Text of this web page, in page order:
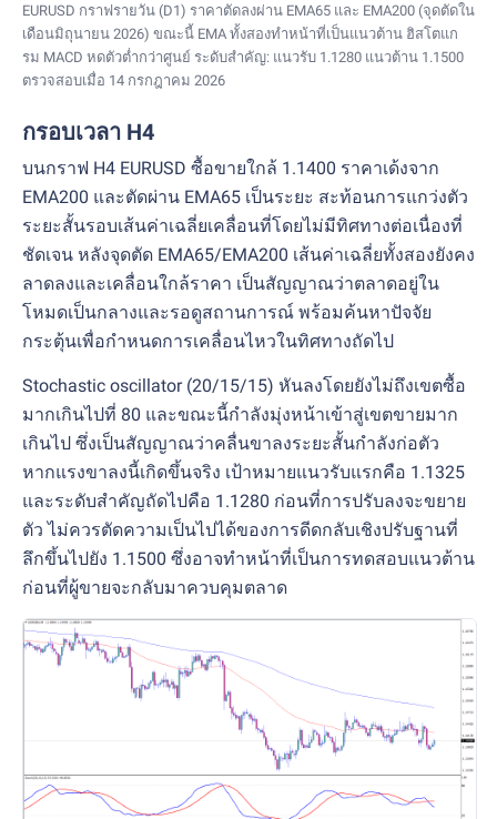
EURUSD กราฟรายวัน (D1) ราคาตัดลงผ่าน EMA65 และ EMA200 (จุดตัดใน
เดือนมิถุนายน 2026) ขณะนี้ EMA ทั้งสองทำหน้าที่เป็นแนวต้าน ฮิสโตแก
รม MACD หดตัวต่ำกว่าศูนย์ ระดับสำคัญ: แนวรับ 1.1280 แนวต้าน 1.1500
ตรวจสอบเมื่อ 14 กรกฎาคม 2026
กรอบเวลา H4
บนกราฟ H4 EURUSD ซื้อขายใกล้ 1.1400 ราคาเด้งจาก
EMA200 และตัดผ่าน EMA65 เป็นระยะ สะท้อนการแกว่งตัว
ระยะสั้นรอบเส้นค่าเฉลี่ยเคลื่อนที่โดยไม่มีทิศทางต่อเนื่องที่
ชัดเจน หลังจุดตัด EMA65/EMA200 เส้นค่าเฉลี่ยทั้งสองยังคง
ลาดลงและเคลื่อนใกล้ราคา เป็นสัญญาณว่าตลาดอยู่ใน
โหมดเป็นกลางและรอดูสถานการณ์ พร้อมค้นหาปัจจัย
กระตุ้นเพื่อกำหนดการเคลื่อนไหวในทิศทางถัดไป
Stochastic oscillator (20/15/15) หันลงโดยยังไม่ถึงเขตซื้อ
มากเกินไปที่ 80 และขณะนี้กำลังมุ่งหน้าเข้าสู่เขตขายมาก
เกินไป ซึ่งเป็นสัญญาณว่าคลื่นขาลงระยะสั้นกำลังก่อตัว
หากแรงขาลงนี้เกิดขึ้นจริง เป้าหมายแนวรับแรกคือ 1.1325
และระดับสำคัญถัดไปคือ 1.1280 ก่อนที่การปรับลงจะขยาย
ตัว ไม่ควรตัดความเป็นไปได้ของการดีดกลับเชิงปรับฐานที่
ลึกขึ้นไปยัง 1.1500 ซึ่งอาจทำหน้าที่เป็นการทดสอบแนวต้าน
ก่อนที่ผู้ขายจะกลับมาควบคุมตลาด